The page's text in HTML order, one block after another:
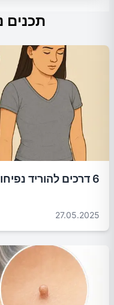
תכנים
6 דרכים להוריד נפיחות בבטן תוך 24 שעות
27.05.2025